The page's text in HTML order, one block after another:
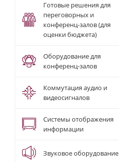
Готовые решения для
переговорных и
конференц-залов (для
оценки бюджета)
Оборудование для
конференц-залов
Коммутация аудио и
видеосигналов
Системы отображения
информации
Звуковое оборудование